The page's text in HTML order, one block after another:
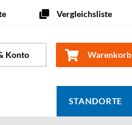
Vergleichsliste
Warenkorb
Konto
STANDORTE